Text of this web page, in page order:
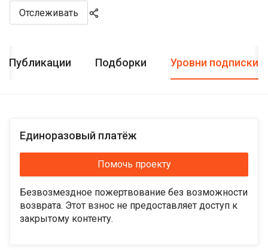
Отслеживать
Публикации Подборки Уровни подписки
Единоразовый платёж
Помочь проекту
Безвозмездное пожертвование без возможности
возврата. Этот взнос не предоставляет доступ к
закрытому контенту.